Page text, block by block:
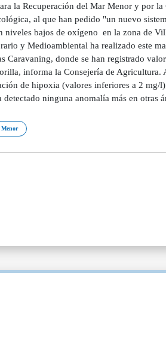
la Recuperación del Mar Menor y por la
al que han pedido "un nuevo
niveles bajos de oxígeno en la zona de
y Medioambiental ha realizado este
Caravaning, donde se han registrado
informa la Consejería de Agricultura.
de hipoxia (valores inferiores a 2 mg/
ninguna anomalía más en otras